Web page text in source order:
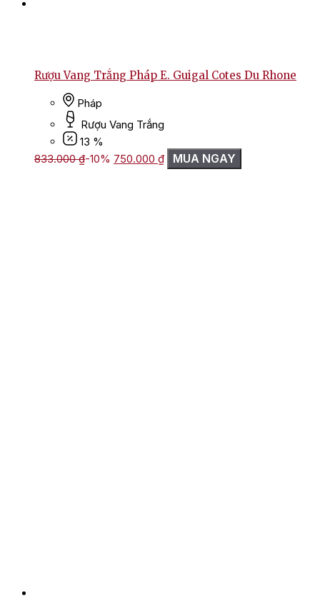
Rượu Vang Trắng Pháp E. Guigal Cotes Du Rhone
Pháp
Rượu Vang Trắng
13 %
833.000₫-10% Giá
gốc
750.000 ₫Giá
hiện
MUA NGAY